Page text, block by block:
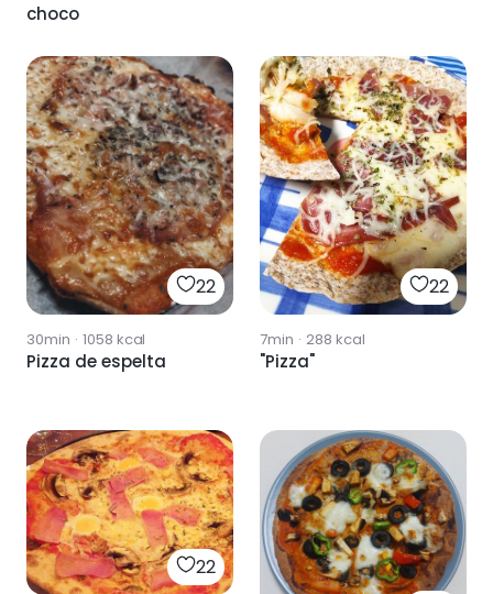
choco
22
30min · 1058 kcal
Pizza de espelta
22
7min · 288 kcal
"Pizza"
22